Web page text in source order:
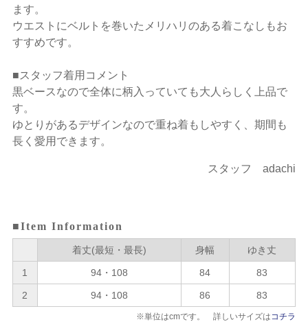
ます。
ウエストにベルトを巻いたメリハリのある着こなしもお
すすめです。
■スタッフ着用コメント
黒ベースなので全体に柄入っていても大人らしく上品で
す。
ゆとりがあるデザインなので重ね着もしやすく、期間も
長く愛用できます。
スタッフ adachi
■Item Information
着丈(最短・最長) 身幅 ゆき丈
1 94・108 84 83
2 94・108 86 83
※単位はcmです。 詳しいサイズはコチラ